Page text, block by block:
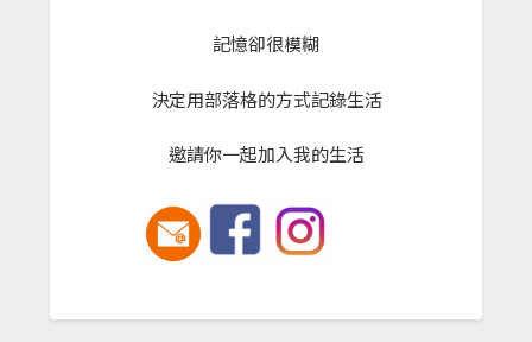
記憶卻很模糊
決定用部落格的方式記錄生活
邀請你一起加入我的生活